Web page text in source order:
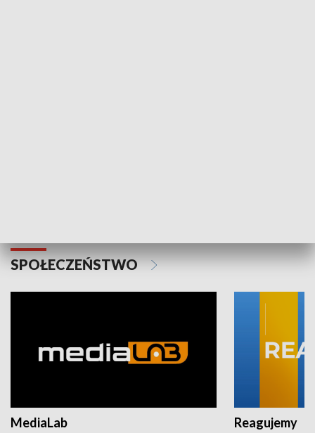
SPOŁECZEŃSTWO
MediaLab Reagujemy